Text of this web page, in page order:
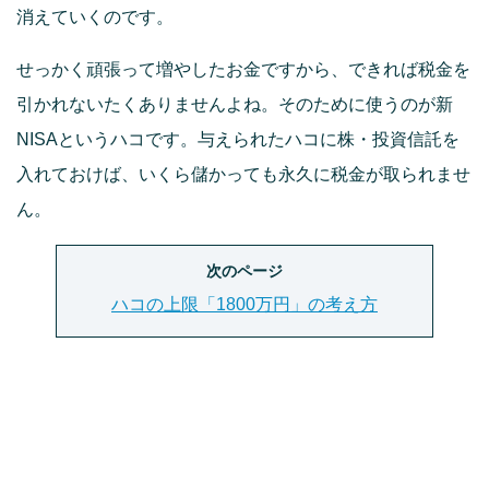
消えていくのです。
せっかく頑張って増やしたお金ですから、できれば税⾦を
引かれないたくありませんよね。そのために使うのが新
NISAというハコです。与えられたハコに株・投資信託を
⼊れておけば、いくら儲かっても永久に税⾦が取られませ
ん。
次のページ
ハコの上限「1800万円」の考え方